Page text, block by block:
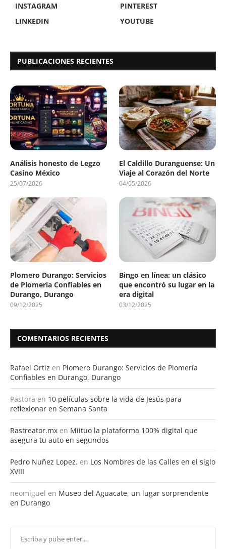
INSTAGRAM
PINTEREST
LINKEDIN
YOUTUBE
PUBLICACIONES RECIENTES
Análisis honesto de Legzo
Casino México
25/07/2026
El Caldillo Duranguense: Un
Viaje al Corazón del Norte
04/05/2026
Plomero Durango: Servicios
de Plomería Confiables en
Durango, Durango
09/12/2025
Bingo en línea: un clásico
que encontró su lugar en la
era digital
03/12/2025
COMENTARIOS RECIENTES
Rafael Ortiz en Plomero Durango: Servicios de Plomería
Confiables en Durango, Durango
Pastora en 10 películas sobre la vida de Jesús para
reflexionar en Semana Santa
Rastreator.mx en Miituo la plataforma 100% digital que
asegura tu auto en segundos
Pedro Nuñez Lopez. en Los Nombres de las Calles en el siglo
XVIII
neomiguel en Museo del Aguacate, un lugar sorprendente
en Durango